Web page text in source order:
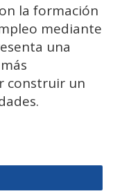
la formación
mediante
una
construir un